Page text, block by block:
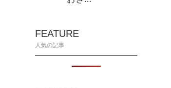
FEATURE
人気の記事